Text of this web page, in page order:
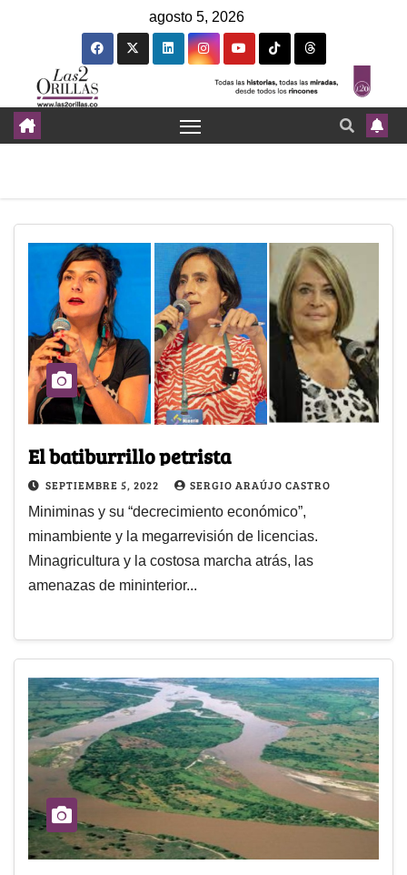
agosto 5, 2026
El batiburrillo petrista
SEPTIEMBRE 5, 2022 SERGIO ARAÚJO CASTRO
Miniminas y su “decrecimiento económico”,
minambiente y la megarrevisión de licencias.
Minagricultura y la costosa marcha atrás, las
amenazas de mininterior...